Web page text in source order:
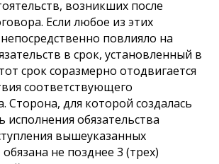
возникших после
Если любое из этих
повлияло на
в срок, установленный в
срок соразмерно отодвигается
соответствующего
Сторона, для которой создалась
исполнения обязательства
вышеуказанных
не позднее 3 (трех)